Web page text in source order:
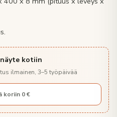
kotiin
ilmainen, 3–5 työpäivää
koriin 0 €